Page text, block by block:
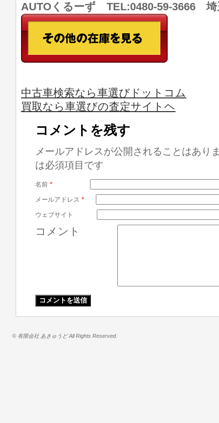
AUTOくるーず TEL:0480-59-3666 埼
中古車検索なら車選びドットコム
買取なら車選びの査定サイトヘ
コメントを残す
メールアドレスが公開されることはあり
は必須項目です
名前 *
メールアドレス *
ウェブサイト
コメント
© 有限会社 あきゅうど All Rights Reserved.